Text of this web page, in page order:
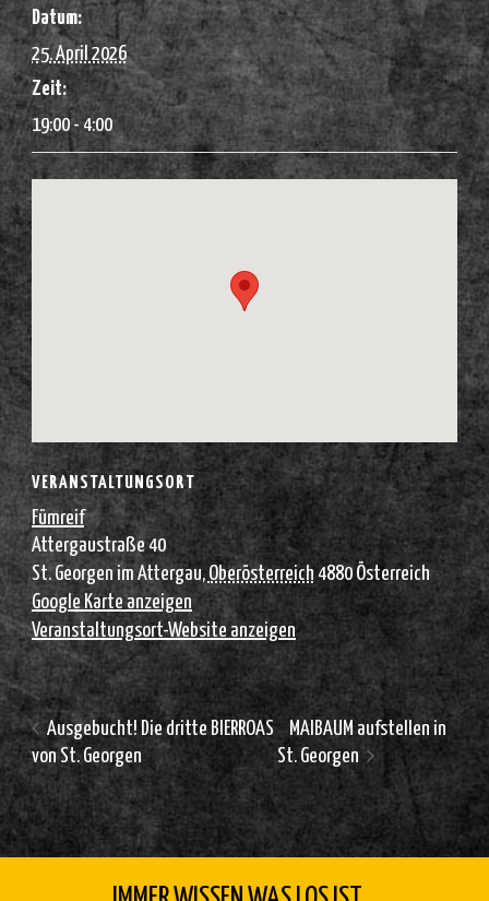
Datum:
25. April 2026
Zeit:
19:00 - 4:00
VERANSTALTUNGSORT
Fümreif
Attergaustraße 40
St. Georgen im Attergau, Oberösterreich 4880 Österreich
Google Karte anzeigen
Veranstaltungsort-Website anzeigen
Ausgebucht! Die dritte BIERROAS
von St. Georgen
MAIBAUM aufstellen in
St. Georgen